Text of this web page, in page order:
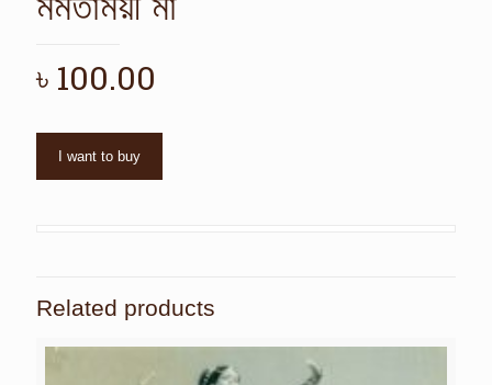
৳ 100.00
I want to buy
Related products